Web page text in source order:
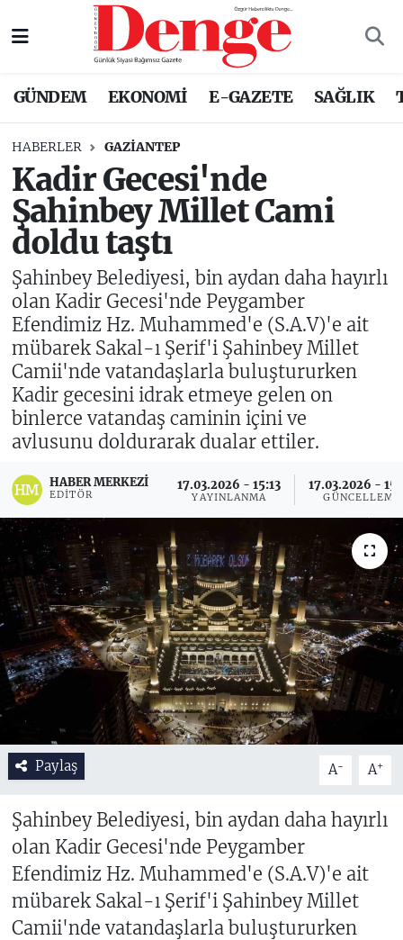
GÜNDEM EKONOMİ E-GAZETE SAĞLIK
HABERLER GAZIANTEP
Kadir Gecesi'nde
Şahinbey Millet Cami
doldu taştı
Şahinbey Belediyesi, bin aydan daha hayırlı
olan Kadir Gecesi'nde Peygamber
Efendimiz Hz. Muhammed'e (S.A.V)'e ait
mübarek Sakal-ı Şerif'i Şahinbey Millet
Camii'nde vatandaşlarla buluştururken
Kadir gecesini idrak etmeye gelen on
binlerce vatandaş caminin içini ve
avlusunu doldurarak dualar ettiler.
HABER MERKEZI
EDITÖR
17.03.2026 - 15:13
YAYINLANMA
17.03.2026 -
GÜNCELLEME
Paylaş A- A+
Şahinbey Belediyesi, bin aydan daha hayırlı
olan Kadir Gecesi'nde Peygamber
Efendimiz Hz. Muhammed'e (S.A.V)'e ait
mübarek Sakal-ı Şerif'i Şahinbey Millet
Camii'nde vatandaşlarla buluştururken
Nöbetçi Eczaneler
Trafik Durumu
Süper Lig Puan Durumu ve Fikstür
Tüm Manşetler
Son Dakika Haberleri
Haber Arşivi